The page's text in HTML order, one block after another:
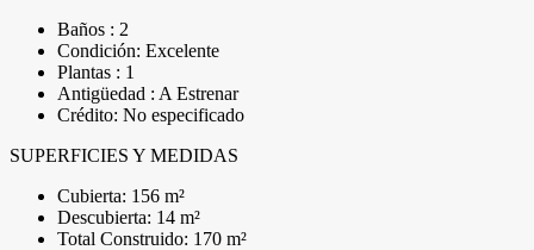
Baños : 2
Condición: Excelente
Plantas : 1
Antigüedad : A Estrenar
Crédito: No especificado
SUPERFICIES Y MEDIDAS
Cubierta: 156 m²
Descubierta: 14 m²
Total Construido: 170 m²